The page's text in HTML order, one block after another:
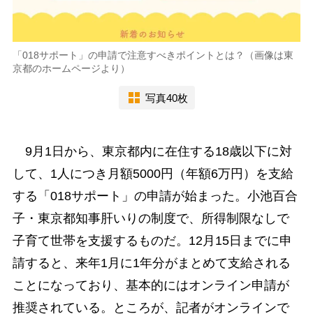
「018サポート」の申請で注意すべきポイントとは？（画像は東
京都のホームページより）
写真40枚
9月1日から、東京都内に在住する18歳以下に対
して、1人につき月額5000円（年額6万円）を支給
する「018サポート」の申請が始まった。小池百合
子・東京都知事肝いりの制度で、所得制限なしで
子育て世帯を支援するものだ。12月15日までに申
請すると、来年1月に1年分がまとめて支給される
ことになっており、基本的にはオンライン申請が
推奨されている。ところが、記者がオンラインで